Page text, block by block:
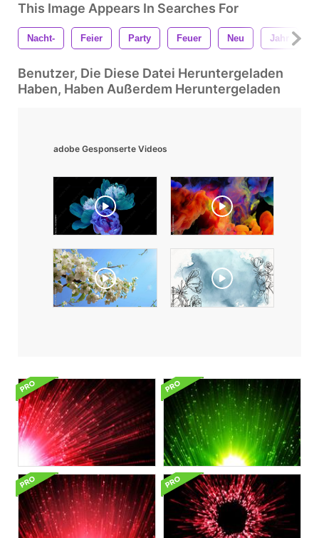
This Image Appears In Searches For
Nacht- Feier Party Feuer Neu Jahr
Benutzer, Die Diese Datei Heruntergeladen
Haben, Haben Außerdem Heruntergeladen
adobe Gesponserte Videos